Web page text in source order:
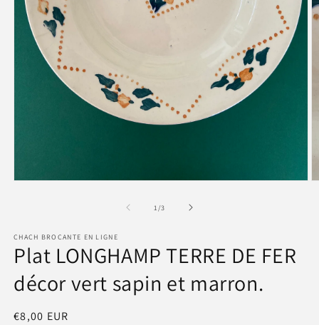
une
fenêtre
modale
1/de
3
CHACH BROCANTE EN LIGNE
Plat LONGHAMP TERRE DE FER
décor vert sapin et marron.
Prix
€8,00 EUR